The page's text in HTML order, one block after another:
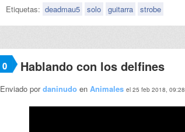
Etiquetas: deadmau5 solo guitarra strobe
0 Hablando con los delfines
Enviado pordaninudo en Animales el 25 feb 2018, 09:28